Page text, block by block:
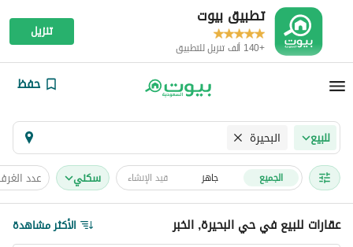
تطبيق بيوت
+140 ألف تنزيل للتطبيق
تنزيل
حفظ
للبيع البحيرة
الجميع جاهز قيد الإنشاء سكني عدد
عقارات للبيع في حي البحيرة, الخبر الأكثر مشاهدة